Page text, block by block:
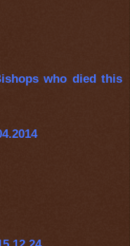
who died this